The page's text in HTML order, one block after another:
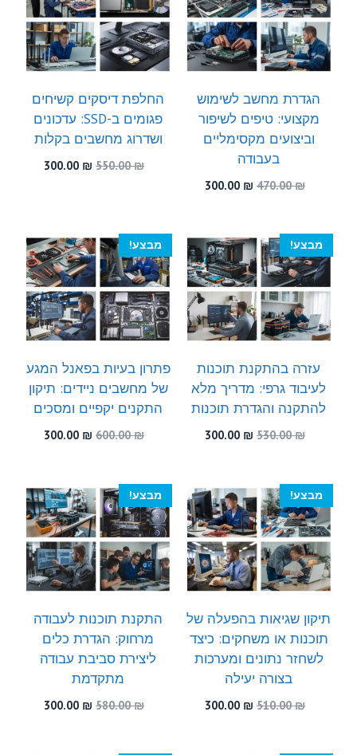
הגדרת מחשב לשימוש
מקצועי: טיפים לשיפור
וביצועים מקסימליים
בעבודה
470.00₪
המחיר
470.00 ₪.
300.00 ₪
300.00 ₪.
החלפת דיסקים קשיחים
פגומים ב-SSD: עדכונים
ושדרוג מחשבים בקלות
550.00₪
המחיר
300.00 ₪
המחיר
מבצע!
עזרה בהתקנת תוכנות
לעיבוד גרפי: מדריך מלא
להתקנה והגדרת תוכנות
530.00₪
המחיר
530.00 ₪.
300.00 ₪
300.00 ₪.
מבצע!
פתרון בעיות בפאנל המגע
של מחשבים ניידים: תיקון
התקנים יקפיים ומסכים
600.00₪
המחיר
600.00 ₪.
300.00 ₪
המחיר
300.00 ₪.
מבצע!
תיקון שגיאות בהפעלה של
תוכנות או משחקים: כיצד
לשחזר נתונים ומערכות
בצורה יעילה
510.00₪
המחיר
300.00 ₪
מבצע!
התקנת תוכנות לעבודה
מרחוק: הגדרת כלים
ליצירת סביבת עבודה
מתקדמת
580.00₪
המחיר
300.00 ₪
המחיר